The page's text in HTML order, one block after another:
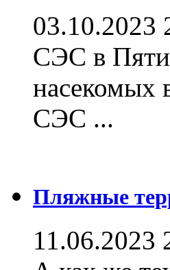
03.10.2023
СЭС в
насекомых
СЭС ...
Пляжные
11.06.2023